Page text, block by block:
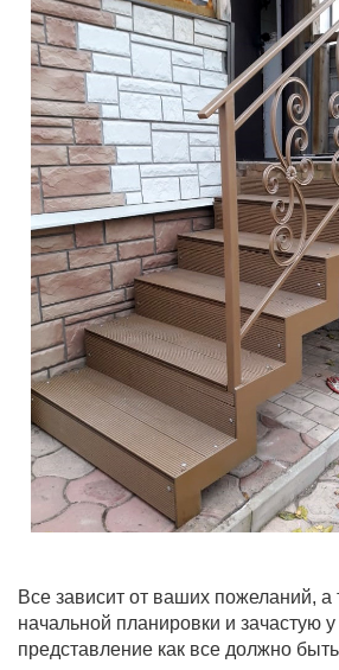
Все зависит от ваших пожеланий,
начальной планировки и зачастую
представление как все должно